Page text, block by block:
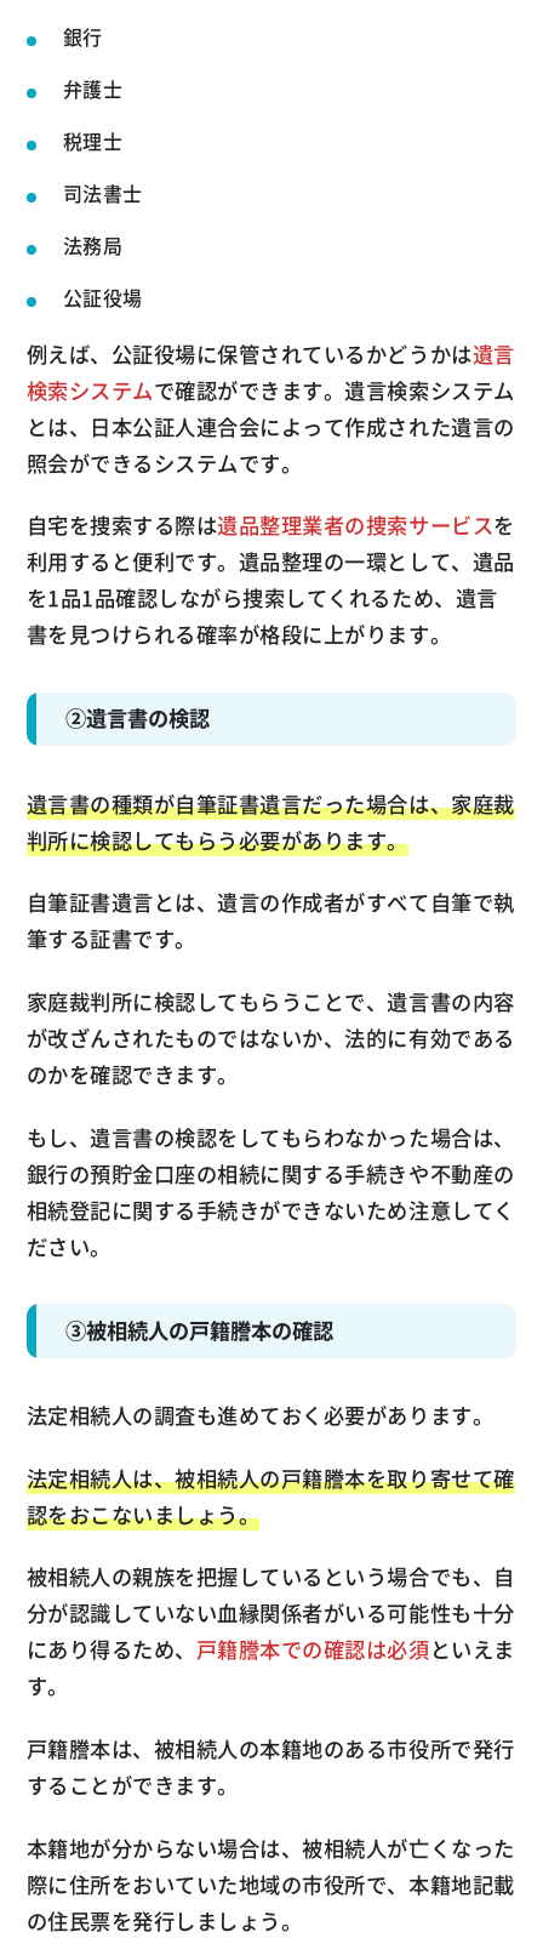
銀行
弁護士
税理士
司法書士
法務局
公証役場
例えば、公証役場に保管されているかどうかは遺言
検索システムで確認ができます。遺言検索システム
とは、日本公証人連合会によって作成された遺言の
照会ができるシステムです。
自宅を捜索する際は遺品整理業者の捜索サービスを
利用すると便利です。遺品整理の一環として、遺品
を1品1品確認しながら捜索してくれるため、遺言
書を見つけられる確率が格段に上がります。
②遺言書の検認
遺言書の種類が自筆証書遺言だった場合は、家庭裁
判所に検認してもらう必要があります。
自筆証書遺言とは、遺言の作成者がすべて自筆で執
筆する証書です。
家庭裁判所に検認してもらうことで、遺言書の内容
が改ざんされたものではないか、法的に有効である
のかを確認できます。
もし、遺言書の検認をしてもらわなかった場合は、
銀行の預貯金口座の相続に関する手続きや不動産の
相続登記に関する手続きができないため注意してく
ださい。
③被相続人の戸籍謄本の確認
法定相続人の調査も進めておく必要があります。
法定相続人は、被相続人の戸籍謄本を取り寄せて確
認をおこないましょう。
被相続人の親族を把握しているという場合でも、自
分が認識していない血縁関係者がいる可能性も十分
にあり得るため、 戸籍謄本での確認は必須といえま
す。
戸籍謄本は、被相続人の本籍地のある市役所で発行
することができます。
本籍地が分からない場合は、被相続人が亡くなった
際に住所をおいていた地域の市役所で、本籍地記載
の住民票を発行しましょう。